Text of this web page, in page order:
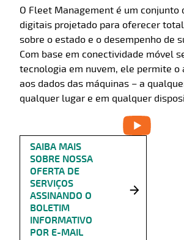
O Fleet Management é um conjunto
digitais projetado para oferecer
sobre o estado e o desempenho de
Com base em conectividade móvel
tecnologia em nuvem, ele permite o
aos dados das máquinas – a
qualquer lugar e em qualquer
SAIBA MAIS
SOBRE NOSSA
OFERTA DE
SERVIÇOS
ASSINANDO O
BOLETIM
INFORMATIVO
POR E-MAIL